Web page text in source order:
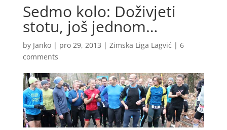
Sedmo kolo: Doživjeti
stotu, još jednom…
by Janko| pro 29, 2013 | Zimska Liga Lagvić | 6
comments